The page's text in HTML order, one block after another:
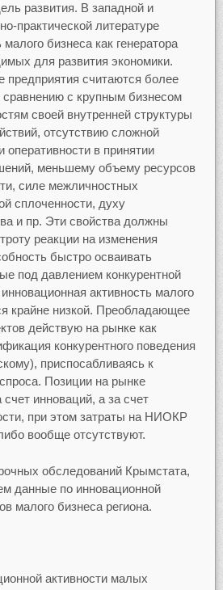
развития. В западной и
практической литературе
бизнеса как генератора
для развития экономики.
предприятия считаются более
с крупным бизнесом
своей внутренней структуры
отсутствию сложной
оперативности в принятии
меньшему объему ресурсов
силе межличностных
сплоченности, духу
и пр. Эти свойства должны
реакции на изменения
быстро осваивать
под давлением конкурентной
активность малого
крайне низкой. Преобладающее
действую на рынке как
конкурентного поведения
приспосабливаясь к
Позиции на рынке
инноваций, а за счет
при этом затраты на НИОКР
вообще отсутствуют.
обследований Крымстата,
данные по инновационной
малого бизнеса региона.
активности малых